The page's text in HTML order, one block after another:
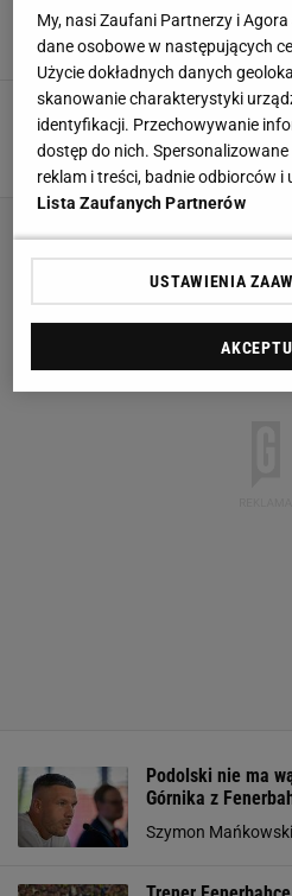
stadionie w Turcji.
Norbert Amlicki,22
Boniek
el. Ligi Mistrzów
Szymon Mańkowski,
Podolski nie ma
Górnika z
Szymon
My, nasi Zaufani Partnerzy i
dane osobowe w następujących
Użycie dokładnych danych
skanowanie charakterystyki
identyfikacji. Przechowywanie
dostęp do nich.
reklam i treści, badnie odbiorców i
Lista Zaufanych Partnerów
USTAWIENIA